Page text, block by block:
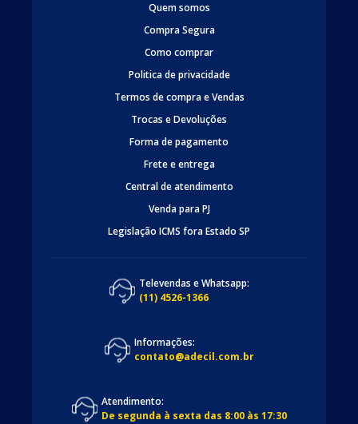
Quem somos
Compra Segura
Como comprar
Politica de privacidade
Termos de compra e Vendas
Trocas e Devoluções
Forma de pagamento
Frete e entrega
Central de atendimento
Venda para PJ
Legislação ICMS fora Estado SP
Televendas e Whatsapp:
(11) 4526-1366
Informações:
contato@adecil.com.br
Atendimento:
De segunda à sexta das 8:00 às 17:30